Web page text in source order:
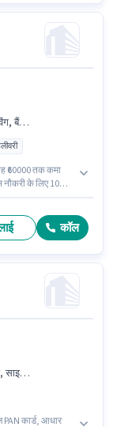
बाइक
₹60000 तक कमा
के लिए 10वीं से
कॉल
बाइक
PAN कार्ड, आधार